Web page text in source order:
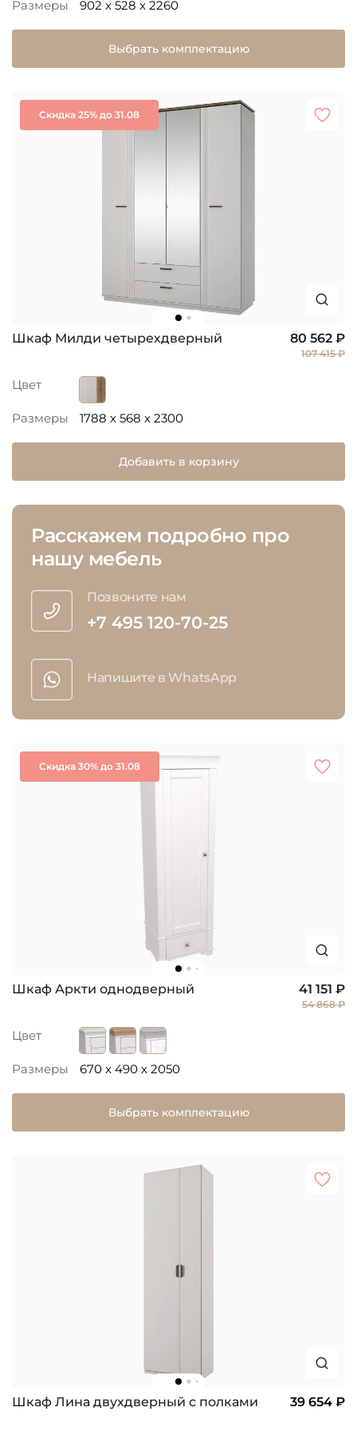
Размеры 902 x 528 x 2260
Выбрать комплектацию
Скидка 25% до 31.08
Шкаф Милди четырехдверный 80 562 ₽
107 415 ₽
Цвет
Размеры 1788 x 568 x 2300
Добавить в корзину
Расскажем подробно про
нашу мебель
Позвоните нам
+7 495 120-70-25
Напишите в WhatsApp
Скидка 30% до 31.08
Шкаф Аркти однодверный 41 151 ₽
54 868 ₽
Цвет
Размеры 670 x 490 x 2050
Выбрать комплектацию
Шкаф Лина двухдверный с полками 39 654 ₽